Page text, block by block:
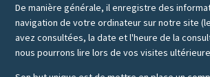
De manière générale, il enregistre des
navigation de votre ordinateur sur notre site
avez consultées, la date et l'heure de la
nous pourrons lire lors de vos visites